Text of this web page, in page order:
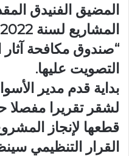
المضيق الفنيدق
“صندوق مكافحة آثار
التصويت عليها.
بداية قدم مدير
لشقر تقريرا مفصلا
قطعها لإنجاز
القرار التنظيمي